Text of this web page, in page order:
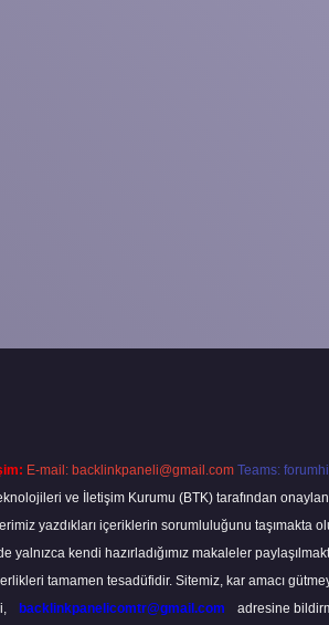
E-mail: backlinkpaneli@gmail.com Teams:
ve İletişim Kurumu (BTK) tarafından
yazdıkları içeriklerin sorumluluğunu
yalnızca kendi hazırladığımız makaleler
tamamen tesadüfidir. Sitemiz, kar amacı
backlinkpanelicomtr@gmail.com adresine